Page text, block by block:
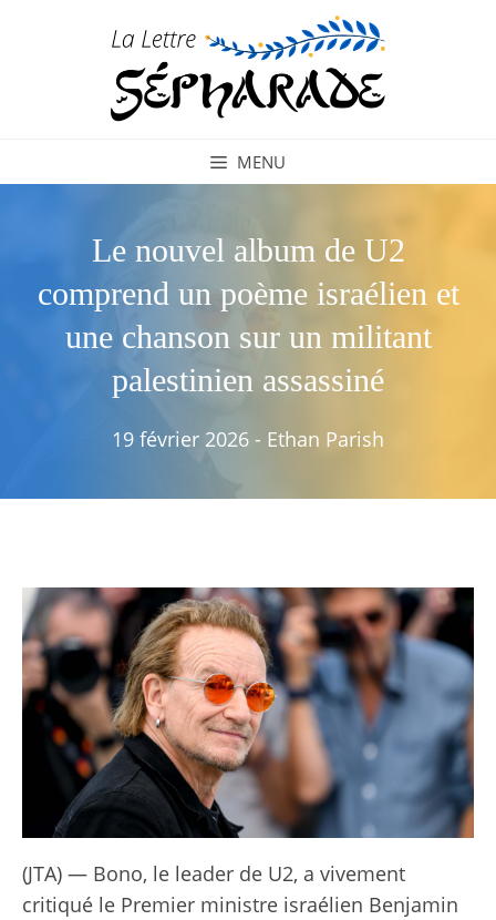
MENU
Le nouvel album de U2
comprend un poème israélien et
une chanson sur un militant
palestinien assassiné
19 février 2026 - Ethan Parish
(JTA) — Bono, le leader de U2, a vivement
critiqué le Premier ministre israélien Benjamin